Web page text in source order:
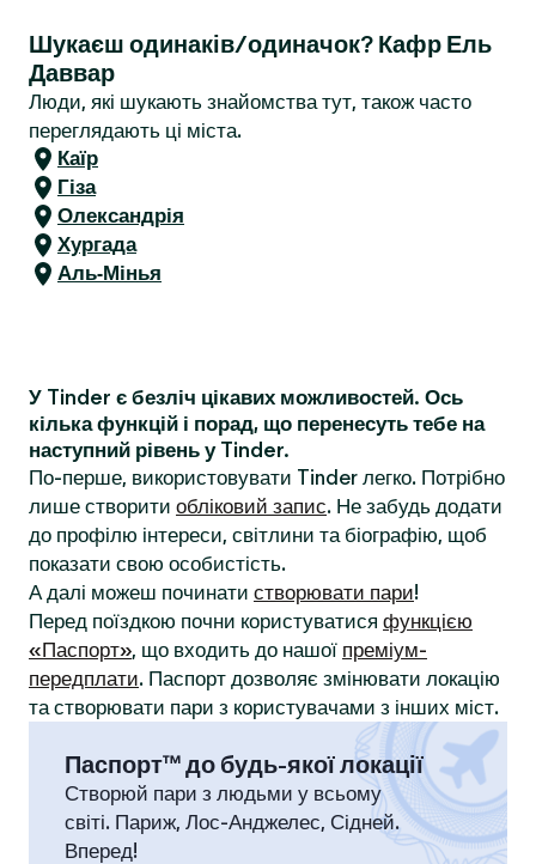
Шукаєш одинаків/одиначок? Кафр Ель
Даввар
Люди, які шукають знайомства тут, також часто
переглядають ці міста.
Каїр
Гіза
Олександрія
Хургада
Аль-Мінья
У Tinder є безліч цікавих можливостей. Ось
кілька функцій і порад, що перенесуть тебе на
наступний рівень у Tinder.
По-перше, використовувати Tinder легко. Потрібно
лише створити обліковий запис. Не забудь додати
до профілю інтереси, світлини та біографію, щоб
показати свою особистість.
А далі можеш починати створювати пари!
Перед поїздкою почни користуватися функцією
«Паспорт», що входить до нашої преміум-
передплати. Паспорт дозволяє змінювати локацію
та створювати пари з користувачами з інших міст.
Паспорт™ до будь-якої локації
Створюй пари з людьми у всьому
світі. Париж, Лос-Анджелес, Сідней.
Вперед!